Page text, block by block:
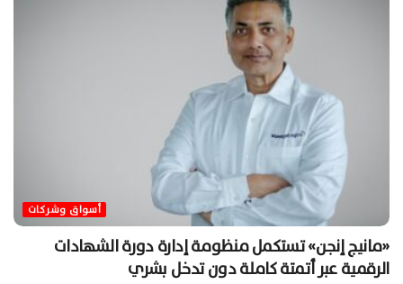
أسواق وشركات
«مانيج إنجن» تستكمل منظومة إدارة دورة الشهادات
الرقمية عبر أتمتة كاملة دون تدخل بشري